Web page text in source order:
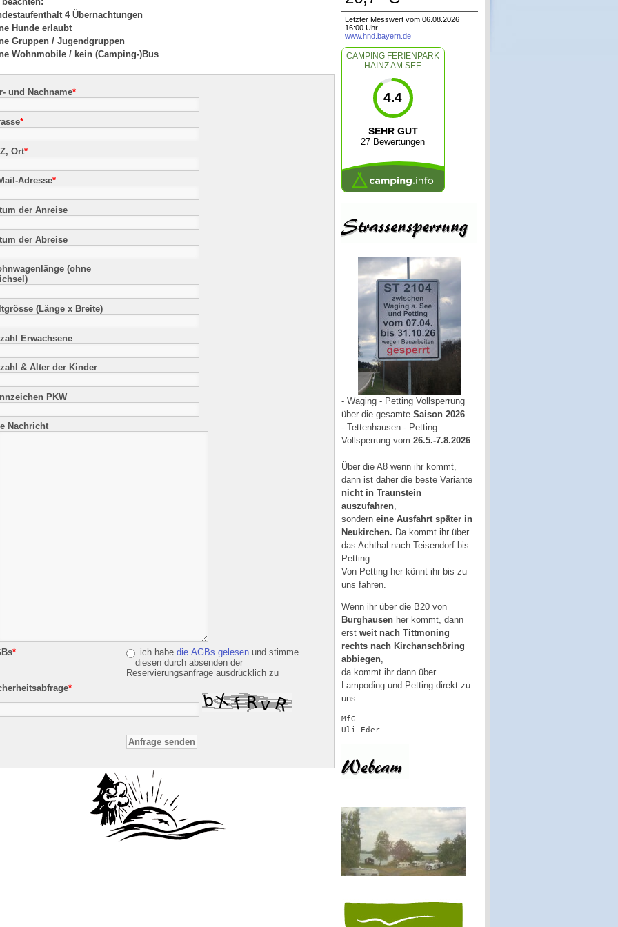
Letzter Messwert vom 06.08.2026
16:00 Uhr
www.hnd.bayern.de
CAMPING FERIENPARK
HAINZ AM SEE
4.4
SEHR GUT
27 Bewertungen
- Waging - Petting Vollsperrung
über die gesamte Saison 2026
- Tettenhausen - Petting
Vollsperrung vom 26.5.-7.8.2026
Über die A8 wenn ihr kommt,
dann ist daher die beste Variante
nicht in Traunstein
auszufahren,
sondern eine Ausfahrt später in
Neukirchen. Da kommt ihr über
das Achthal nach Teisendorf bis
Petting.
Von Petting her könnt ihr bis zu
uns fahren.
Wenn ihr über die B20 von
Burghausenher kommt, dann
erst weit nach Tittmoning
rechts nach Kirchanschöring
abbiegen,
da kommt ihr dann über
Lampoding und Petting direkt zu
uns.
MfG
Uli Eder
4 Übernachtungen
Hunde erlaubt
Gruppen / Jugendgruppen
Wohnmobile / kein (Camping-)Bus
und Nachname*
*
Ort*
Adresse*
der Anreise
der Abreise
(ohne
(Länge x Breite)
Erwachsene
& Alter der Kinder
PKW
Nachricht
* ich habe die AGBs gelesenund stimme
diesen durch absenden der
Reservierungsanfrage ausdrücklich zu
*